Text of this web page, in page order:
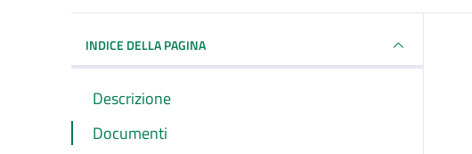
INDICE DELLA PAGINA
Descrizione
Documenti